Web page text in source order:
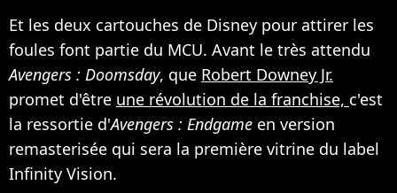
Et les deux cartouches de Disney pour attirer les
foules font partie du MCU. Avant le très attendu
Avengers : Doomsday, que Robert Downey Jr.
promet d'être une révolution de la franchise, c'est
la ressortie d'Avengers : Endgame en version
remasterisée qui sera la première vitrine du label
Infinity Vision.